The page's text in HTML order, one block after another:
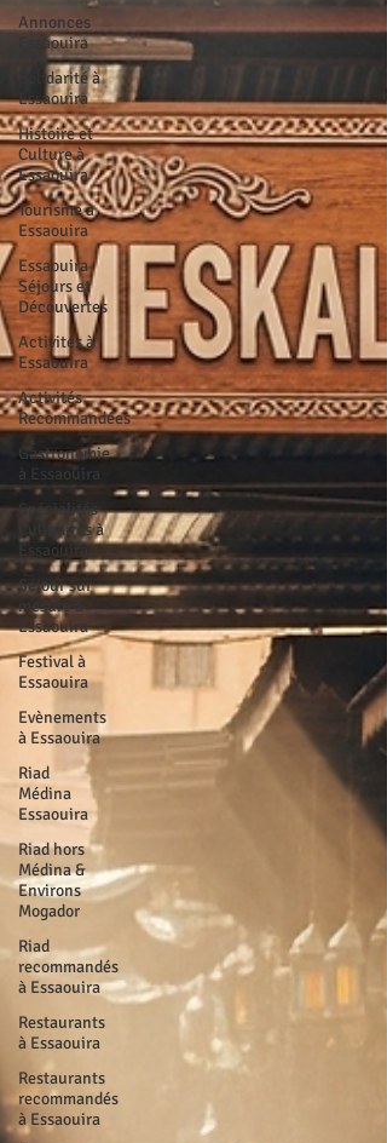
Annonces
Essaouira
Solidarité à
Essaouira
Histoire et
Culture à
Essaouira
Tourisme à
Essaouira
Essaouira
Séjours et
Découvertes
Activités à
Essaouira
Activités
Recommandées
Gastronomie
Spécialités
Culinaires à
Essaouira
Séjour sur
mesure à
Essaouira
Festival à
Essaouira
Evènements
à Essaouira
Riad
Médina
Essaouira
Riad hors
Médina &
Environs
Mogador
Riad
recommandés
à Essaouira
Restaurants
à Essaouira
Restaurants
recommandés
à Essaouira